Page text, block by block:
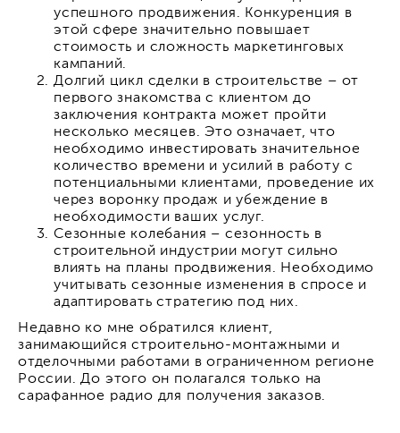
успешного продвижения. Конкуренция в
этой сфере значительно повышает
стоимость и сложность маркетинговых
кампаний.
Долгий цикл сделки в строительстве – от
первого знакомства с клиентом до
заключения контракта может пройти
несколько месяцев. Это означает, что
необходимо инвестировать значительное
количество времени и усилий в работу с
потенциальными клиентами, проведение их
через воронку продаж и убеждение в
необходимости ваших услуг.
Сезонные колебания – сезонность в
строительной индустрии могут сильно
влиять на планы продвижения. Необходимо
учитывать сезонные изменения в спросе и
адаптировать стратегию под них.
Недавно ко мне обратился клиент,
занимающийся строительно-монтажными и
отделочными работами в ограниченном регионе
России. До этого он полагался только на
сарафанное радио для получения заказов.